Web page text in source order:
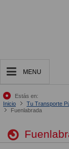
MENU
Estás en:
Inicio
Tu Transporte
Fuenlabrada